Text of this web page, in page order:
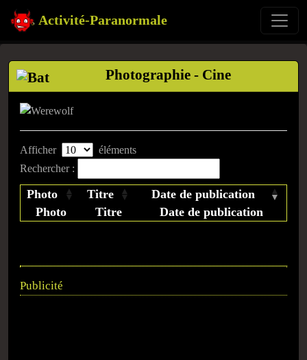
Activité-Paranormale
Photographie - Cine
Afficher
éléments
Rechercher :
Photo Titre
Date de publication
Photo
Titre Date de publication
Publicité